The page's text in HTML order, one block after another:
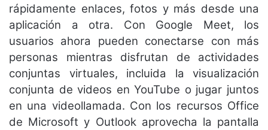
rápidamente enlaces, fotos y más desde una
aplicación a otra. Con Google Meet, los
usuarios ahora pueden conectarse con más
personas mientras disfrutan de actividades
conjuntas virtuales, incluida la visualización
conjunta de videos en YouTube o jugar juntos
en una videollamada. Con los recursos Office
de Microsoft y Outlook aprovecha la pantalla